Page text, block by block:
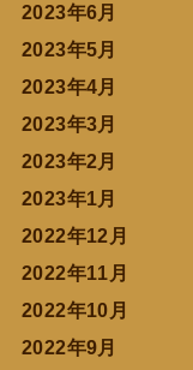
2023年6月
2023年5月
2023年4月
2023年3月
2023年2月
2023年1月
2022年12月
2022年11月
2022年10月
2022年9月